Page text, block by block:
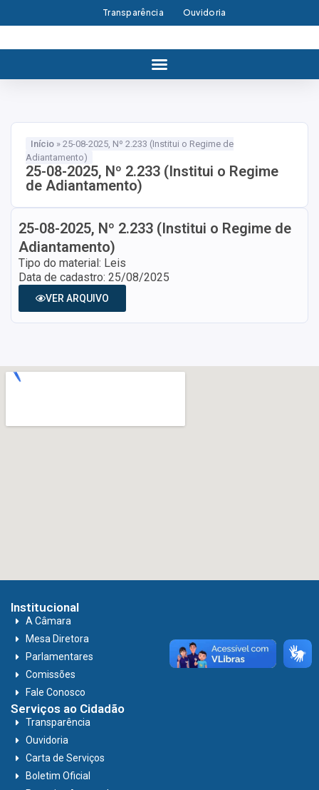
Transparência Ouvidoria
Início » 25-08-2025, Nº 2.233 (Institui o Regime de
Adiantamento)
25-08-2025, Nº 2.233 (Institui o Regime
de Adiantamento)
25-08-2025, Nº 2.233 (Institui o Regime de
Adiantamento)
Tipo do material: Leis
Data de cadastro: 25/08/2025
VER ARQUIVO
Institucional
A Câmara
Mesa Diretora
Parlamentares
Comissões
Fale Conosco
Serviços ao Cidadão
Transparência
Ouvidoria
Carta de Serviços
Boletim Oficial